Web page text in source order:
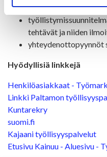
työnhaun muutokset
tehtävät ja niiden
yhteydenottopyynnöt
Hyödyllisiä linkkejä
Henkilöasiakkaat -
Linkki Paltamon
Kuntarekry
suomi.fi
Kajaani työllisyyspalvelut
Etusivu Kainuu - Aluesivu -